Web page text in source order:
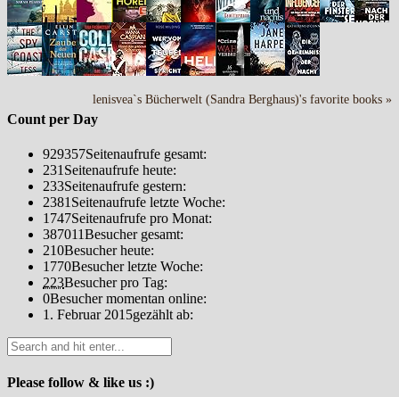
lenisvea`s Bücherwelt (Sandra Berghaus)'s favorite books »
Count per Day
929357Seitenaufrufe gesamt:
231 Seitenaufrufe heute:
233Seitenaufrufe gestern:
2381 Seitenaufrufe letzte Woche:
1747Seitenaufrufe pro Monat:
387011Besucher gesamt:
210Besucher heute:
1770Besucher letzte Woche:
223Besucher pro Tag:
0Besucher momentan online:
1. Februar 2015gezählt ab:
Please follow & like us :)